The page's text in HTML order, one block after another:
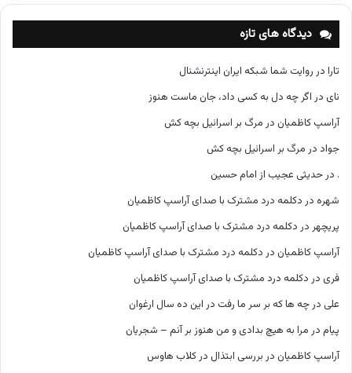
ه‌
ه
دیدگاه های تازه
تارا در روایت شما شبکه ایران اینترنشنال
نای در اگر چه دل به کسی داد، جان ماست هنوز
آراسپ کاظمیان در مرگ بر اسرائیل بچه کش
جواد در مرگ بر اسرائیل بچه کش
. در حدیثی عجیب از امام حسین
شهره در دکلمه درد مشترک با صدای آراسپ کاظمیان
پریچهر در دکلمه درد مشترک با صدای آراسپ کاظمیان
آراسپ کاظمیان در دکلمه درد مشترک با صدای آراسپ کاظمیان
فری در دکلمه درد مشترک با صدای آراسپ کاظمیان
علی در چه ها که بر سر ما رفت در این ده سال ارغوان
پیام در مرا به هیچ بدادی و من هنوز بر آنم – شجریان
آراسپ کاظمیان در بررسی ابتذال در کلاب هاوس